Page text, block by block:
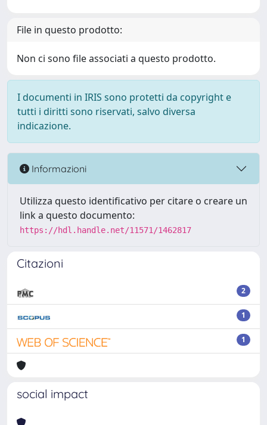
File in questo prodotto:
Non ci sono file associati a questo prodotto.
I documenti in IRIS sono protetti da copyright e
tutti i diritti sono riservati, salvo diversa
indicazione.
Informazioni
Utilizza questo identificativo per citare o creare un
link a questo documento:
https://hdl.handle.net/11571/1462817
Citazioni
2
1
1
social impact